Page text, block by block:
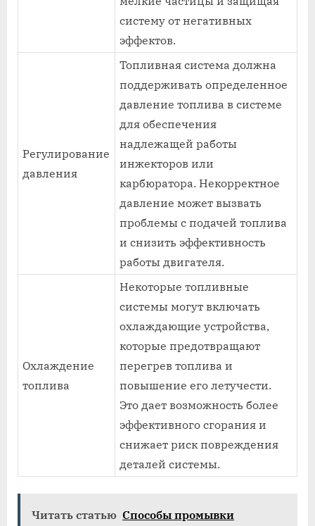
систему от негативных
эффектов.
Регулирование
давления
Топливная система должна
поддерживать определенное
давление топлива в системе
для обеспечения
надлежащей работы
инжекторов или
карбюратора. Некорректное
давление может вызвать
проблемы с подачей топлива
и снизить эффективность
работы двигателя.
Охлаждение
топлива
Некоторые топливные
системы могут включать
охлаждающие устройства,
которые предотвращают
перегрев топлива и
повышение его летучести.
Это дает возможность более
эффективного сгорания и
снижает риск повреждения
деталей системы.
Читать статью Способы промывки